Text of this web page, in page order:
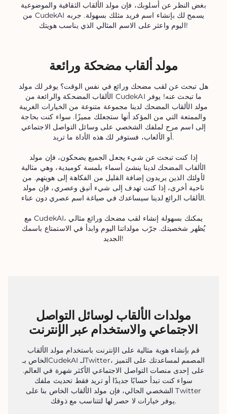
بغض النظر عن أسلوبك، فإن مولد الألقاب الثقافية والموضوعية
من CudekAI يسمح لك بإنشاء اسم فريد مثلك بسهولة. جربه
اليوم واعثر على الاسم المثالي الذي يناسب هويتك!
مولد ألقاب مضحكة ورائعة
هل تبحث عن لقب مضحك ورائع في نفس الوقت؟ يوفر لك مولد
الألقاب المضحكة والرائعة من CudekAI ما تبحث عنه! يوفر
مولد الألقاب المضحك لدينا مجموعة متنوعة من الخيارات الغريبة
والممتعة التي من المؤكد أنها ستجعلك مميزًا. سواء كنت بحاجة
إلى اسم مرح لملفك الشخصي على وسائل التواصل الاجتماعي
أو الألعاب، فستوفر لك هذه الأداة ما تريد.
إذا كنت تبحث عن شيء يجعل الجميع يضحكون، فإن مولد
الألقاب المضحك لدينا ينشئ أسماء بلمسة كوميدية، وهي مثالية
لأولئك الذين يريدون إضافة القليل من الفكاهة إلى هويتهم. من
ناحية أخرى، إذا كنت تهدف إلى شيء أنيق وعصري، فإن مولد
الألقاب الرائع لدينا سيساعدك في صياغة اسم عصري دون عناء.
مع CudekAI، يمكنك بسهولة إنشاء لقب مضحك ورائع مثالي
يُظهر شخصيتك. جرّب مولداتنا اليوم وابدأ في الاستمتاع باسمك
الجديد!
مولدات الألقاب لوسائل التواصل
الاجتماعي والاستخدام عبر الإنترنت
قم بإنشاء هوية مثالية على الإنترنت باستخدام مولد الألقاب
الخاص بـCudekAI لـTwitter، المصمم لمساعدتك على التميز
على إحدى منصات التواصل الاجتماعي الأكثر شهرة في العالم.
سواء كنت تبدأ حسابًا جديدًا أو تريد فقط تحديث ملفك
الشخصي الحالي، فإن مولد الألقاب الخاص بنا على Twitter
يوفر خيارات لا حصر لها لتتناسب مع ذوقك.